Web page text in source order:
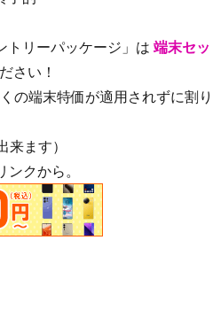
リーパッケージ」は 端末セッ
さい！
の端末特価が適用されずに割り
ます）
クから。